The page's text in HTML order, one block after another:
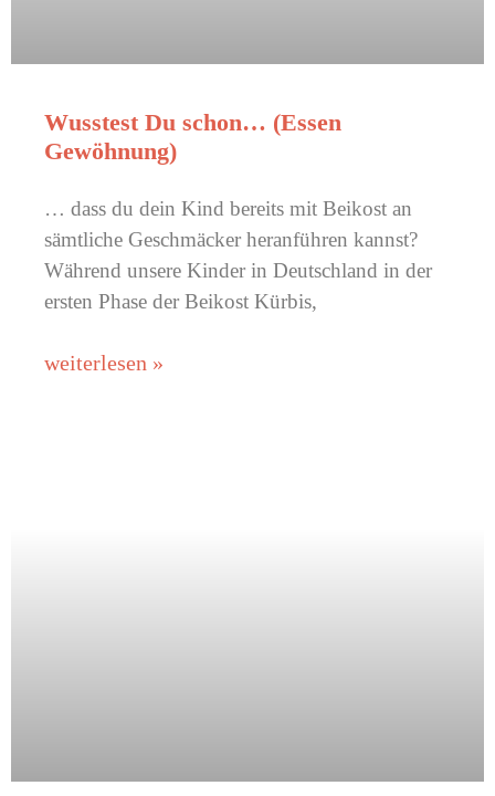
Wusstest Du schon… (Essen
Gewöhnung)
… dass du dein Kind bereits mit Beikost an
sämtliche Geschmäcker heranführen kannst?
Während unsere Kinder in Deutschland in der
ersten Phase der Beikost Kürbis,
weiterlesen »